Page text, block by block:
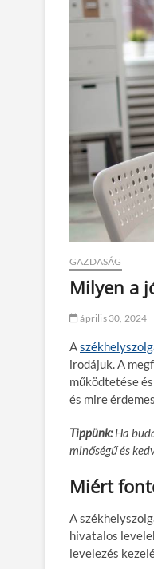
GAZDASÁG
Milyen a
április 30, 2024
A
irodájuk. A
működtetése
és mire
Tippünk:Ha
minőségű és
Miért
A
hivatalos
levelezés